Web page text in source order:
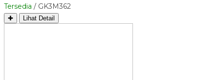
Tersedia / GK3M362
✚ Lihat Detail